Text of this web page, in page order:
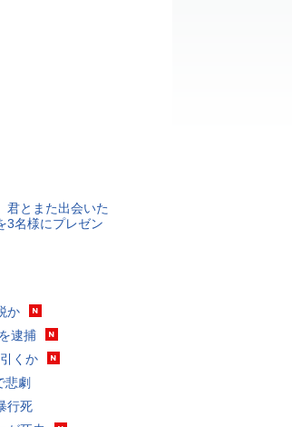
君とまた出会いた
3名様にプレゼン
か
逮捕
くか
悲劇
行死